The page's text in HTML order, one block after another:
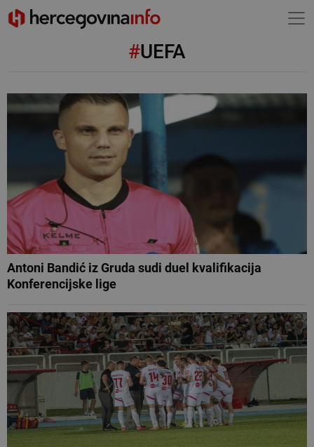
#UEFA
Antoni Bandić iz Gruda sudi duel kvalifikacija
Konferencijske lige